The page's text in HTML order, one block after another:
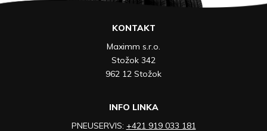
KONTAKT
Maximm s.r.o.
Stožok 342
962 12 Stožok
INFO LINKA
PNEUSERVIS: +421 919 033 181